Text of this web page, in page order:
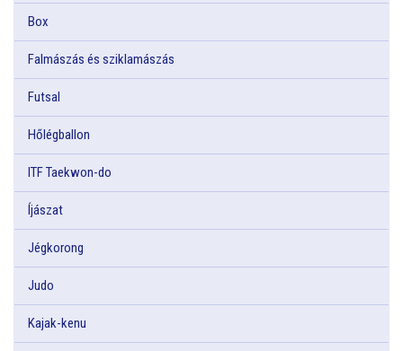
Box
Falmászás és sziklamászás
Futsal
Hőlégballon
ITF Taekwon-do
Íjászat
Jégkorong
Judo
Kajak-kenu